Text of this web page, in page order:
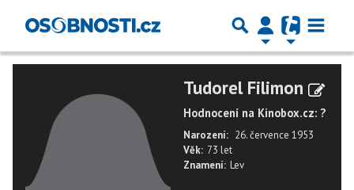
Tudorel Filimon
Hodnocení na Kinobox.cz: ?
Narození: 26. července 1953
Věk: 73 let
Znamení: Lev